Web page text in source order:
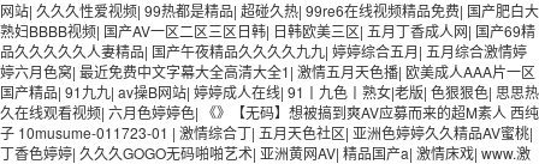
网站| 久久久性爱视频| 99热都是精品| 超碰久热| 99re6在线视频精品免费| 国产肥白大
熟妇BBBB视频| 国产AV一区二区三区日韩| 日韩欧美三区| 五月丁香成人网| 国产69精
品久久久久久人妻精品| 国产午夜精品久久久久九九| 婷婷综合五月| 五月综合激情婷
婷六月色窝| 最近免费中文字幕大全高清大全1| 激情五月天色播| 欧美成人AAA片一区
国产精品| 91九九| av操B网站| 婷婷成人在线| 91丨九色丨熟女|老版| 色狠狠色| 思思热
久在线观看视频| 六月色婷婷色| 《》【无码】想被搞到爽AV应募而来的超M素人 西纯
子 10musume-011723-01 | 激情综合丁| 五月天色社区| 亚洲色婷婷久久精品AV蜜桃|
丁香色婷婷| 久久久GOGO无码啪啪艺术| 亚洲黄网AV| 精品国产a| 激情床戏| www.激